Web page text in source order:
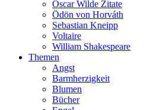
Oscar Wilde Zitate
Ödön von Horváth
Sebastian Kneipp
Voltaire
William Shakespeare
Themen
Angst
Barmherzigkeit
Blumen
Bücher